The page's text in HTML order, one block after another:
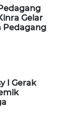
Gelar
Pedagang
I Gerak